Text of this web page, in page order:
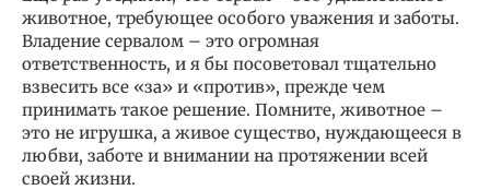
животное, требующее особого уважения и заботы.
Владение сервалом – это огромная
ответственность, и я бы посоветовал тщательно
взвесить все «за» и «против», прежде чем
принимать такое решение. Помните, животное –
это не игрушка, а живое существо, нуждающееся в
любви, заботе и внимании на протяжении всей
своей жизни.